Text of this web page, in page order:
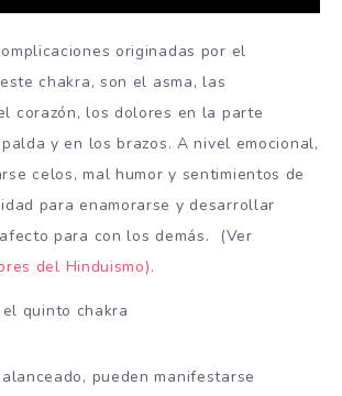
originadas por el
chakra, son el asma, las
corazón, los dolores en la parte
y en los brazos. A nivel emocional,
celos, mal humor y sentimientos de
para enamorarse y desarrollar
para con los demás. (Ver
del Hinduismo).
quinto chakra
pueden manifestarse